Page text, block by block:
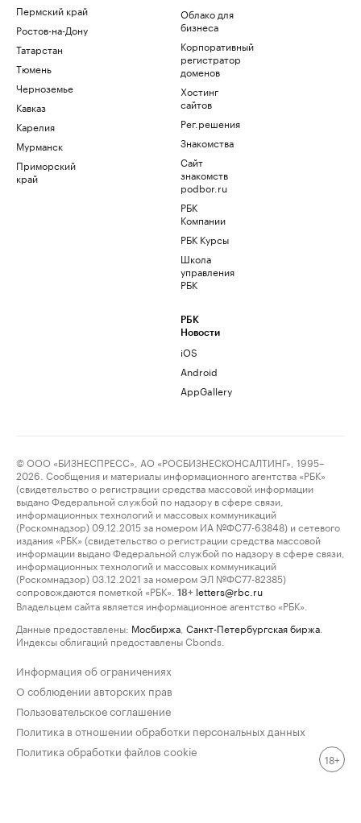
Пермский край
Ростов-на-Дону
Татарстан
Тюмень
Черноземье
Кавказ
Карелия
Мурманск
Приморский
край
Облако для
бизнеса
Корпоративный
регистратор
доменов
Хостинг
сайтов
Рег.решения
Знакомства
Сайт
знакомств
podbor.ru
РБК
Компании
РБК Курсы
Школа
управления
РБК
РБК
Новости
iOS
Android
AppGallery
© ООО «БИЗНЕСПРЕСС», АО «РОСБИЗНЕСКОНСАЛТИНГ», 1995–
2026. Сообщения и материалы информационного агентства «РБК»
(свидетельство о регистрации средства массовой информации
выдано Федеральной службой по надзору в сфере связи,
информационных технологий и массовых коммуникаций
(Роскомнадзор) 09.12.2015 за номером ИА №ФС77-63848) и сетевого
издания «РБК» (свидетельство о регистрации средства массовой
информации выдано Федеральной службой по надзору в сфере связи,
информационных технологий и массовых коммуникаций
(Роскомнадзор) 03.12.2021 за номером ЭЛ №ФС77-82385)
сопровождаются пометкой «РБК».
18+ letters@rbc.ru
Владельцем сайта является информационное агентство «РБК».
Данные предоставлены: Мосбиржа Санкт-Петербургская биржа
Индексы облигаций предоставлены Cbonds.
Информация об ограничениях
О соблюдении авторских прав
Пользовательское соглашение
Политика в отношении обработки персональных данных
Политика обработки файлов cookie
18+